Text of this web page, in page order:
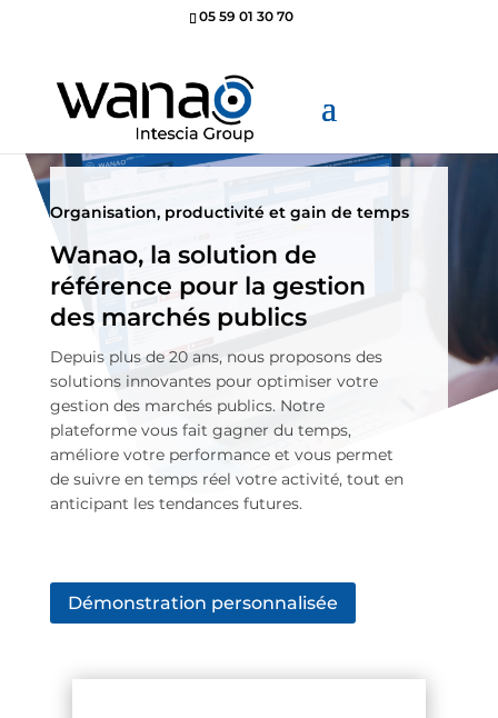
05 59 01 30 70
Organisation, productivité et gain de temps
Wanao, la solution de
référence pour la gestion
des marchés publics
Depuis plus de 20 ans, nous proposons des
solutions innovantes pour optimiser votre
gestion des marchés publics. Notre
plateforme vous fait gagner du temps,
améliore votre performance et vous permet
de suivre en temps réel votre activité, tout en
anticipant les tendances futures.
Démonstration personnalisée